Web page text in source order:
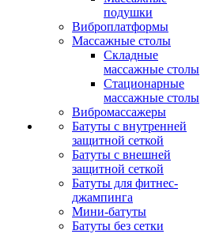
подушки
Виброплатформы
Массажные столы
Складные
массажные столы
Стационарные
массажные столы
Вибромассажеры
Батуты с внутренней
защитной сеткой
Батуты с внешней
защитной сеткой
Батуты для фитнес-
джампинга
Мини-батуты
Батуты без сетки